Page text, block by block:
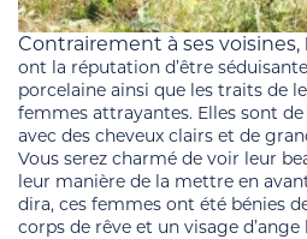
Contrairement à ses voisines,
ont la réputation d’être
porcelaine ainsi que les traits de
femmes attrayantes. Elles sont
avec des cheveux clairs et de
Vous serez charmé de voir leur
leur manière de la mettre en
dira, ces femmes ont été bénies
corps de rêve et un visage